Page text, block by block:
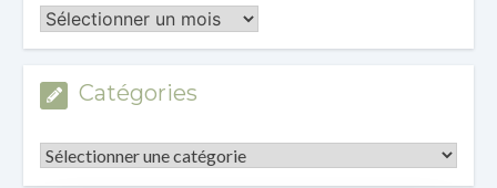
Les
Archives
Catégories
Catégories